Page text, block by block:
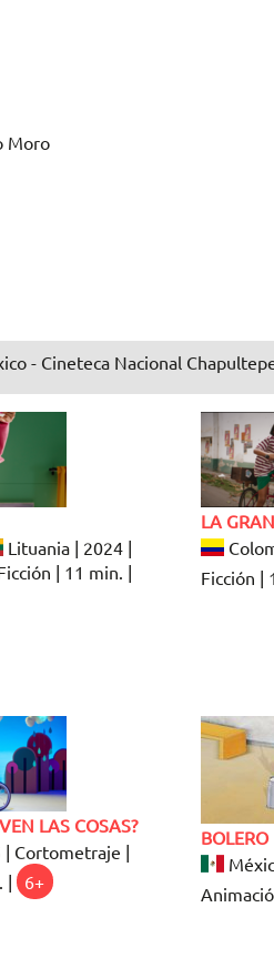
Moro
- Cineteca Nacional
Lituania | 2024 |
| 11 min. |
LA
Ficción |
LAS COSAS?
Cortometraje |
|
6+
BOLERO